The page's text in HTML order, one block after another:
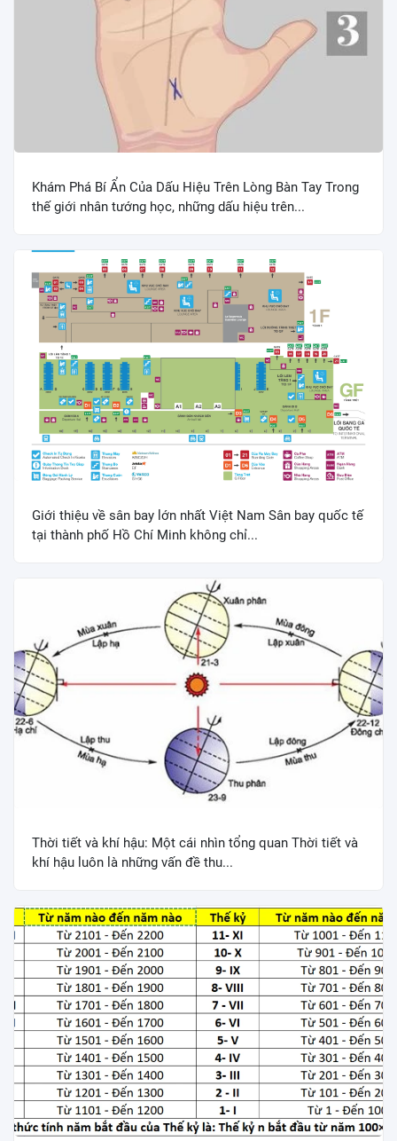
Khám Phá Bí Ẩn Của Dấu Hiệu Trên Lòng Bàn Tay Trong
thế giới nhân tướng học, những dấu hiệu trên...
Giới thiệu về sân bay lớn nhất Việt Nam Sân bay quốc tế
tại thành phố Hồ Chí Minh không chỉ...
Thời tiết và khí hậu: Một cái nhìn tổng quan Thời tiết và
khí hậu luôn là những vấn đề thu...